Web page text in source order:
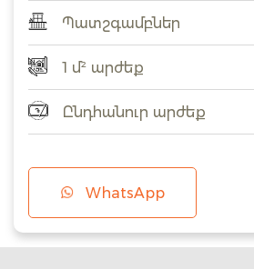
Պատշգամբներ
1 մ² արժեք
Ընդհանուր արժեք
WhatsApp